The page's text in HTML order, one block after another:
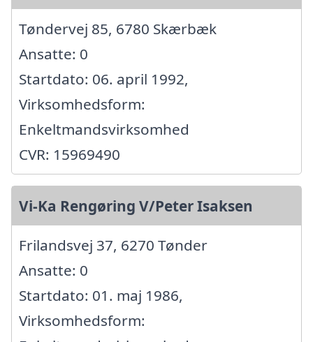
Tøndervej 85, 6780 Skærbæk
Ansatte: 0
Startdato: 06. april 1992,
Virksomhedsform:
Enkeltmandsvirksomhed
CVR: 15969490
Vi-Ka Rengøring V/Peter Isaksen
Frilandsvej 37, 6270 Tønder
Ansatte: 0
Startdato: 01. maj 1986,
Virksomhedsform: